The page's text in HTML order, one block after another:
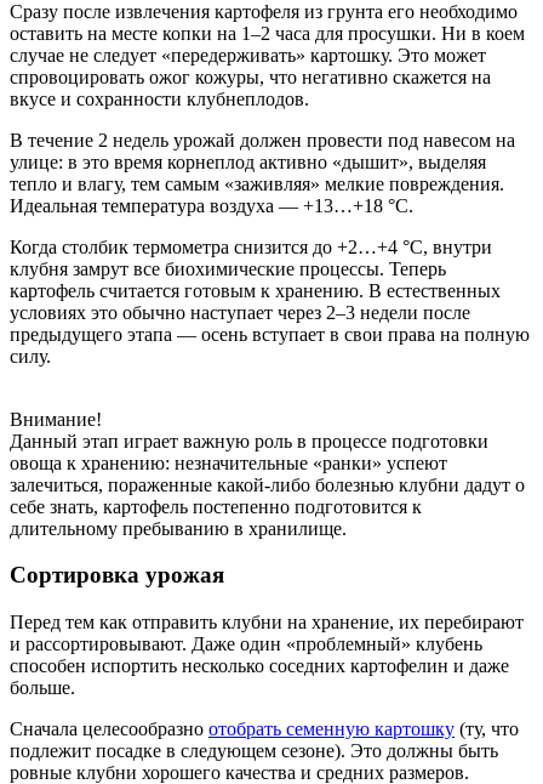
Сразу после извлечения картофеля из грунта его необходимо
оставить на месте копки на 1–2 часа для просушки. Ни в коем
случае не следует «передерживать» картошку. Это может
спровоцировать ожог кожуры, что негативно скажется на
вкусе и сохранности клубнеплодов.
В течение 2 недель урожай должен провести под навесом на
улице: в это время корнеплод активно «дышит», выделяя
тепло и влагу, тем самым «заживляя» мелкие повреждения.
Идеальная температура воздуха — +13…+18 °С.
Когда столбик термометра снизится до +2…+4 °С, внутри
клубня замрут все биохимические процессы. Теперь
картофель считается готовым к хранению. В естественных
условиях это обычно наступает через 2–3 недели после
предыдущего этапа — осень вступает в свои права на полную
силу.
Внимание!
Данный этап играет важную роль в процессе подготовки
овоща к хранению: незначительные «ранки» успеют
залечиться, пораженные какой-либо болезнью клубни дадут о
себе знать, картофель постепенно подготовится к
длительному пребыванию в хранилище.
Сортировка урожая
Перед тем как отправить клубни на хранение, их перебирают
и рассортировывают. Даже один «проблемный» клубень
способен испортить несколько соседних картофелин и даже
больше.
Сначала целесообразно отобрать семенную картошку (ту, что
подлежит посадке в следующем сезоне). Это должны быть
ровные клубни хорошего качества и средних размеров.